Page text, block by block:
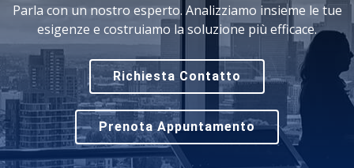
Parla con un nostro esperto. Analizziamo insieme le tue
esigenze e costruiamo la soluzione più efficace.
Richiesta Contatto
Prenota Appuntamento